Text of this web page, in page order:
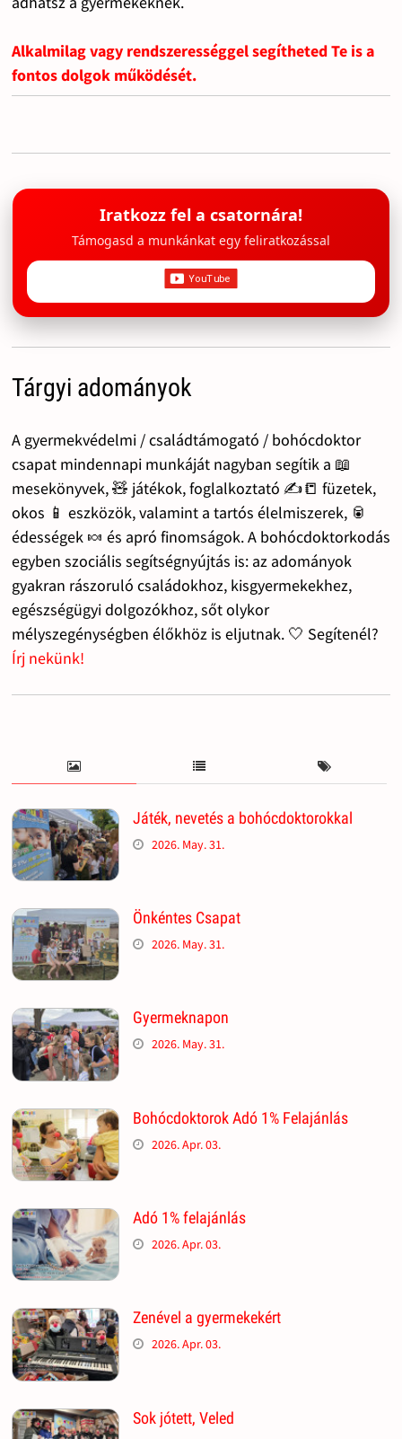
Alkalmilag vagy rendszerességgel segítheted Te is a
fontos dolgok működését.
Iratkozz fel a csatornára!
Támogasd a munkánkat egy feliratkozással
Tárgyi adományok
A gyermekvédelmi / családtámogató / bohócdoktor
csapat mindennapi munkáját nagyban segítik a 📖
mesekönyvek, 🧸 játékok, foglalkoztató ✍️📒 füzetek,
okos 📱 eszközök, valamint a tartós élelmiszerek, 🥫
édességek 🍬 és apró finomságok. A bohócdoktorkodás
egyben szociális segítségnyújtás is: az adományok
gyakran rászoruló családokhoz, kisgyermekekhez,
egészségügyi dolgozókhoz, sőt olykor
mélyszegénységben élőkhöz is eljutnak. 🤍 Segítenél?
Írj nekünk!
Játék, nevetés a bohócdoktorokkal
2026. May. 31.
Önkéntes Csapat
2026. May. 31.
Gyermeknapon
2026. May. 31.
Bohócdoktorok Adó 1% Felajánlás
2026. Apr. 03.
Adó 1% felajánlás
2026. Apr. 03.
Zenével a gyermekekért
2026. Apr. 03.
Sok jótett, Veled